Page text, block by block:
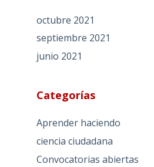
octubre 2021
septiembre 2021
junio 2021
Categorías
Aprender haciendo
ciencia ciudadana
Convocatorias abiertas